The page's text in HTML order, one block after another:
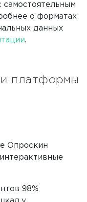
о форматах
данных
.
платформы
Опроскин
98%